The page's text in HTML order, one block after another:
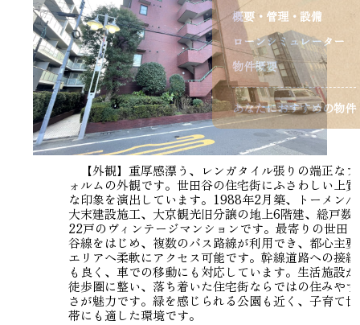
概要・管理・設備
ローンシミュレーター
物件概要
あなたにおすすめの物件
【外観】重厚感漂う、レンガタイル張りの端正なフ
ォルムの外観です。世田谷の住宅街にふさわしい上質
な印象を演出しています。1988年2月築、トーメン/
大末建設施工、大京観光旧分譲の地上6階建、総戸数
22戸のヴィンテージマンションです。最寄りの世田
谷線をはじめ、複数のバス路線が利用でき、都心主要
エリアへ柔軟にアクセス可能です。幹線道路への接続
も良く、車での移動にも対応しています。生活施設が
徒歩圏に整い、落ち着いた住宅街ならではの住みやす
さが魅力です。緑を感じられる公園も近く、子育て世
帯にも適した環境です。